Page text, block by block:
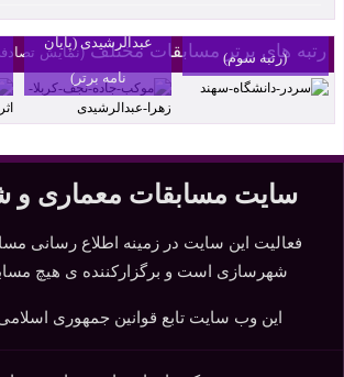
رتبه های برتر مسابقات مختلف(نمایش
سردر دانشگاه سهند
(رتبه سوم)
عبدالرشیدی (پایان
نامه برتر)
سایت مسابقات معماری و
فعالیت این سایت در زمینه اطلاع رسانی
شهرسازی است و برگزارکننده ی هیچ
این وب سایت تابع قوانین جمهوری